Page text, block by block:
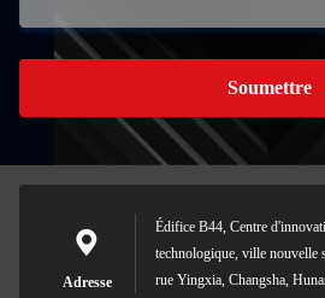
Soumettre
Adresse
Édifice B44, Centre
technologique, ville nouvelle
rue Yingxia, Changsha,